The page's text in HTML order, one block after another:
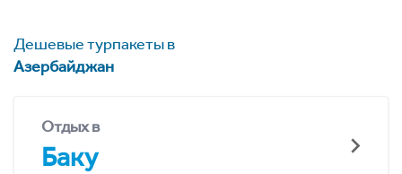
Дешевые турпакеты в
Азербайджан
Отдых в
Баку